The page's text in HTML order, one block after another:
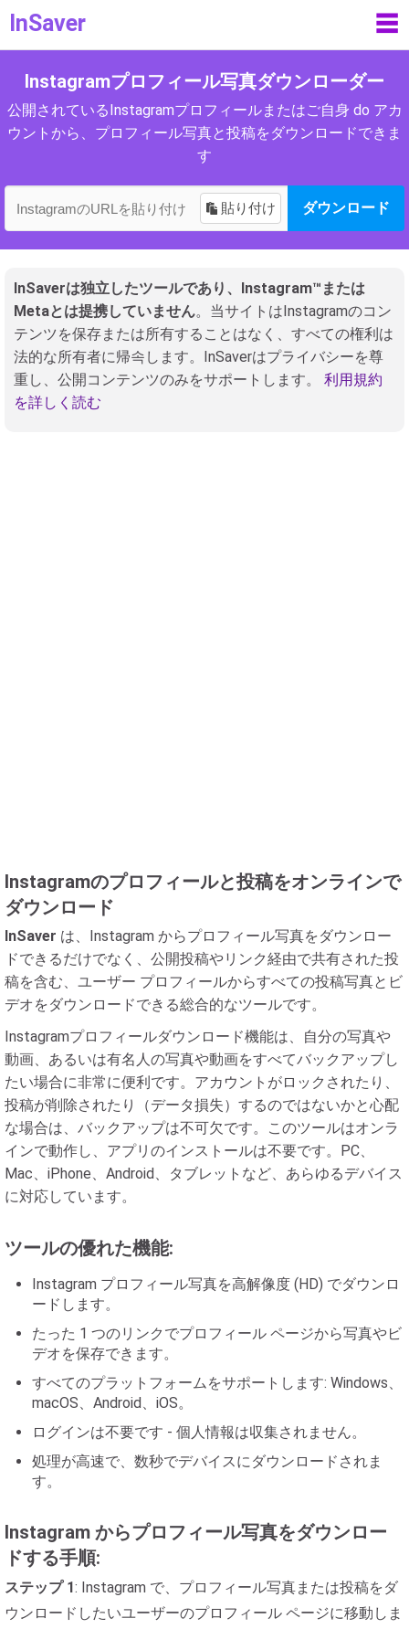
InSaver ☰
Instagramプロフィール写真ダウンローダー
公開されているInstagramプロフィールまたはご自身 do アカ
ウントから、プロフィール写真と投稿をダウンロードできま
す
貼り付け ダウンロード
InSaverは独立したツールであり、Instagram™または
Metaとは提携していません。当サイトはInstagramのコン
テンツを保存または所有することはなく、すべての権利は
法的な所有者に帰속します。InSaverはプライバシーを尊
重し、公開コンテンツのみをサポートします。 利用規約
を詳しく読む
Instagramのプロフィールと投稿をオンラインで
ダウンロード
InSaver は、Instagram からプロフィール写真をダウンロー
ドできるだけでなく、公開投稿やリンク経由で共有された投
稿を含む、ユーザー プロフィールからすべての投稿写真とビ
デオをダウンロードできる総合的なツールです。
Instagramプロフィールダウンロード機能は、自分の写真や
動画、あるいは有名人の写真や動画をすべてバックアップし
たい場合に非常に便利です。アカウントがロックされたり、
投稿が削除されたり（データ損失）するのではないかと心配
な場合は、バックアップは不可欠です。このツールはオンラ
インで動作し、アプリのインストールは不要です。PC、
Mac、iPhone、Android、タブレットなど、あらゆるデバイス
に対応しています。
ツールの優れた機能:
Instagram プロフィール写真を高解像度 (HD) でダウンロ
ードします。
たった 1 つのリンクでプロフィール ページから写真やビ
デオを保存できます。
すべてのプラットフォームをサポートします: Windows、
macOS、Android、iOS。
ログインは不要です - 個人情報は収集されません。
処理が高速で、数秒でデバイスにダウンロードされま
す。
Instagram からプロフィール写真をダウンロー
ドする手順:
ステップ 1: Instagram で、プロフィール写真または投稿をダ
ウンロードしたいユーザーのプロフィール ページに移動しま